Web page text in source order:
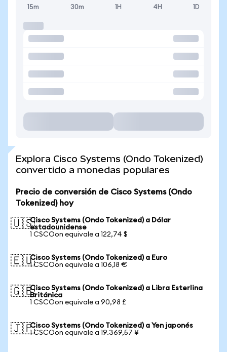
15m 30m 1H 4H 1D
Explora Cisco Systems (Ondo Tokenized)
convertido a monedas populares
Precio de conversión de Cisco Systems (Ondo
Tokenized) hoy
🇺🇸Cisco Systems (Ondo Tokenized) a Dólar
estadounidense
1 CSCOon equivale a 122,74 $
🇪🇺Cisco Systems (Ondo Tokenized) a Euro
1 CSCOon equivale a 106,18 €
🇬🇧Cisco Systems (Ondo Tokenized) a Libra Esterlina
Británica
1 CSCOon equivale a 90,98 £
🇯🇵Cisco Systems (Ondo Tokenized) a Yen japonés
1 CSCOon equivale a 19.369,57 ¥